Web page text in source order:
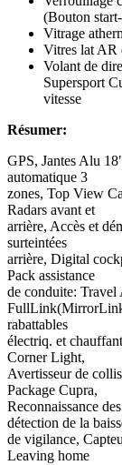
(Bouton
Vitrage
Vitres lat AR
Volant de
Supersport
vitesse
Résumer:
GPS, Jantes Alu
automatique 3
zones, Top View
Radars avant et
arrière, Accès et
surteintées
arrière, Digital
Pack assistance
de conduite: Travel
rabattables
électriq. et
Corner Light,
Avertisseur de
Package Cupra,
Reconnaissance
détection de la
de vigilance,
Leaving home